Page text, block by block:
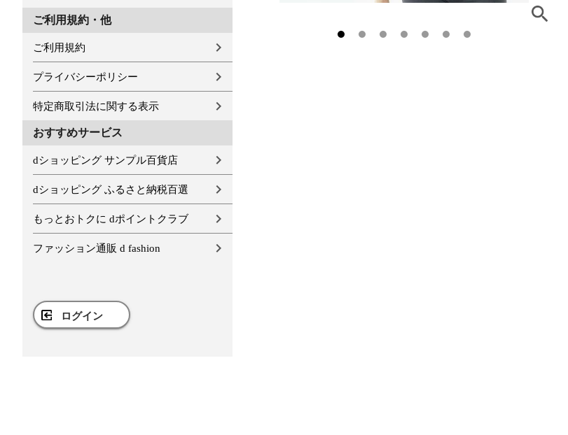
ご利用規約・他
ご利用規約
プライバシーポリシー
特定商取引法に関する表示
おすすめサービス
dショッピング サンプル百貨店
dショッピング ふるさと納税百選
もっとおトクに dポイントクラブ
ファッション通販 d fashion
ログイン